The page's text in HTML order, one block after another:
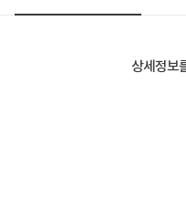
상세정보